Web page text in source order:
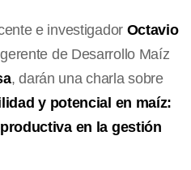
e investigador Octavio
de Desarrollo Maíz
, darán una charla sobre
y potencial en maíz:
en la gestión